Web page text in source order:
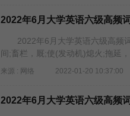
2022年6月大学英语六级高频
2022年6月大学英语六级高频
间;畜栏，厩;使(发动机)熄火;拖延
来源 : 网络 2022-01-20 10:37:00
2022年6月大学英语六级高频